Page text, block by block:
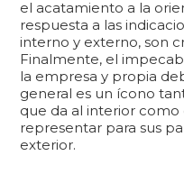
el acatamiento a la
respuesta a las
interno y externo, son
Finalmente, el
la empresa y propia
general es un ícono
que da al interior
representar para sus
exterior.